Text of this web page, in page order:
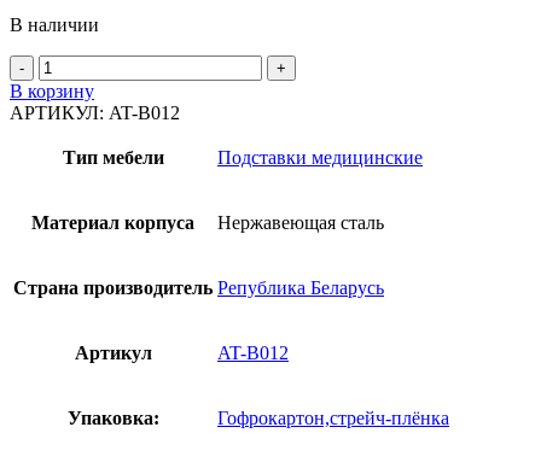
В наличии
В корзину
АРТИКУЛ: AT-B012
Тип мебели Подставки медицинские
Материал корпуса Нержавеющая сталь
Страна производитель Република Беларусь
Артикул AT-B012
Упаковка: Гофрокартон,стрейч-плёнка